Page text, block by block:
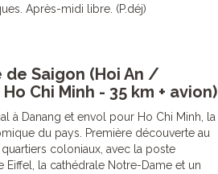
Après-midi libre. (P.déj)
de Saigon (Hoi An /
Chi Minh - 35 km + avion)
à Danang et envol pour Ho Chi Minh, la
du pays. Première découverte au
coloniaux, avec la poste
Eiffel, la cathédrale Notre-Dame et un